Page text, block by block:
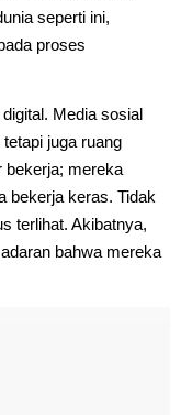
seperti ini,
proses
Media sosial
juga ruang
bekerja; mereka
bekerja keras. Tidak
terlihat. Akibatnya,
bahwa mereka